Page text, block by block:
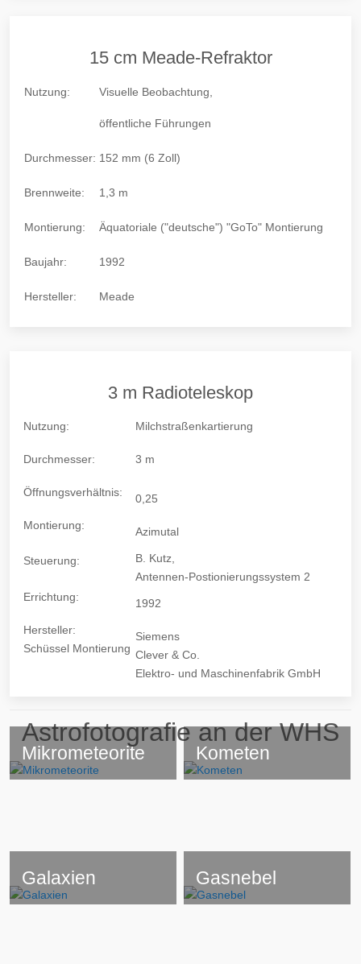
15 cm Meade-Refraktor
Nutzung: Visuelle Beobachtung,
öffentliche Führungen
Durchmesser: 152 mm (6 Zoll)
Brennweite: 1,3 m
Montierung: Äquatoriale ("deutsche") "GoTo" Montierung
Baujahr: 1992
Hersteller: Meade
3 m Radioteleskop
Nutzung: Milchstraßenkartierung
Durchmesser: 3 m
Öffnungsverhältnis: 0,25
Montierung: Azimutal
Steuerung:
B. Kutz,
Antennen-Postionierungssystem 2
Errichtung:
1992
Hersteller:
Schüssel Montierung
Siemens
Clever & Co.
Elektro- und Maschinenfabrik GmbH
Astrofotografie an der WHS
Mikrometeorite Kometen
Galaxien Gasnebel